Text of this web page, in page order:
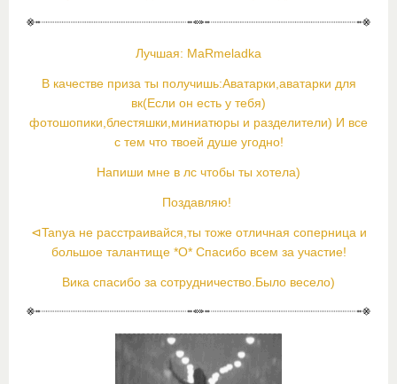
Лучшая: MaRmeladka
В качестве приза ты получишь:Аватарки,аватарки для
вк(Если он есть у тебя)
фотошопики,блестяшки,миниатюры и разделители) И все
с тем что твоей душе угодно!
Напиши мне в лс чтобы ты хотела)
Поздавляю!
⊲Tanya не расстраивайся,ты тоже отличная соперница и
большое талантище *О* Спасибо всем за участие!
Вика спасибо за сотрудничество.Было весело)